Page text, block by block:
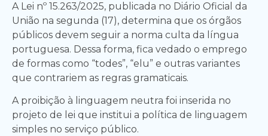
A Lei nº 15.263/2025, publicada no Diário Oficial da
União na segunda (17), determina que os órgãos
públicos devem seguir a norma culta da língua
portuguesa. Dessa forma, fica vedado o emprego
de formas como “todes”, “elu” e outras variantes
que contrariem as regras gramaticais.
A proibição à linguagem neutra foi inserida no
projeto de lei que institui a política de linguagem
simples no serviço público.